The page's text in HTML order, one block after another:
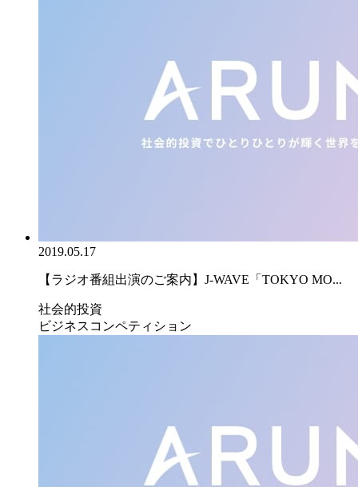
2019.05.17
【ラジオ番組出演のご案内】J-WAVE「TOKYO MO...
社会的投資
ビジネスコンペティション